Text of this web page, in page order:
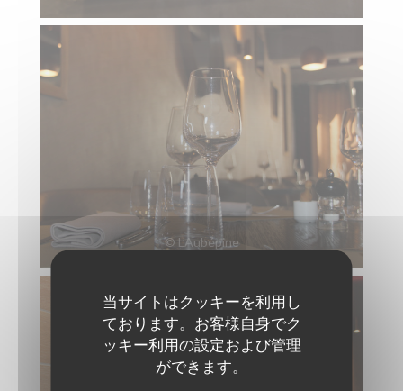
当サイトはクッキーを利用し
ております。お客様自身でク
ッキー利用の設定および管理
ができます。
© L’Aubépine